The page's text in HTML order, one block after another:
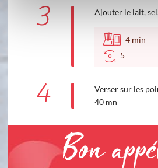
3 Ajouter le lait,
4 min
5
4
Verser sur les
40 mn
Bon